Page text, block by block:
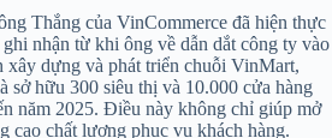
Thắng của VinCommerce đã hiện thực
nhận từ khi ông về dẫn dắt công ty vào
xây dựng và phát triển chuỗi VinMart,
sở hữu 300 siêu thị và 10.000 cửa hàng
năm 2025. Điều này không chỉ giúp mở
cao chất lượng phục vụ khách hàng.